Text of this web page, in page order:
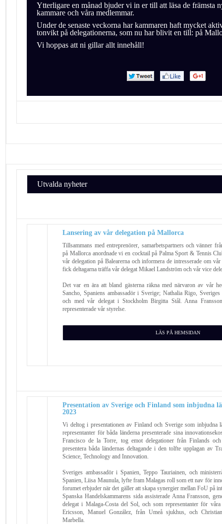
Ytterligare en månad bjuder vi in er till att läsa de främsta
kammare och våra medlemmar.
Under de senaste veckorna har kammaren haft mycket
tonvikt på delegationerna, som nu har blivit en till: på
Vi hoppas att ni gillar allt innehåll!
Utvalda nyheter
Lansering av vår delegation på Mallorca
Tillsammans med entreprenörer, samarbetspartners och vänner
på Mallorca anordnade vi en cocktail på Palma Sport & Tennis
vår delegation på Balearerna och informera de intresserade om
fick deltagarna träffa vår delegat Mikael Landström och vår vice
Det var en ära att bland gästerna räkna med närvaron av vår
Sancho, Spaniens ambassadör i Sverige; Nathalia Rigo,
och med vår delegat i Stockholm Birgitta Stål. Anna
representerade vår styrelse.
LÄS PÅ HEMSIDAN
Presentation av Sverige och Finland som inbjudna
2023
Vi deltog i presentationen av Finland och Sverige som inbjudna
representanter för båda länderna presenterade sina
Francisco de la Torre, tog emot delegationer från Finlands
presentera båda ländernas deltagande i den tolfte upplagan av
Science, Technology and Innovation.
Sveriges ambassadör i Spanien, Teppo Tauriainen, och
Spanien, Liisa Maunula, lyfte fram Malagas roll som ett nav för
forumet erbjuder när det gäller att skapa synergier mellan FoU på
Spanska Handelskammarens sida assisterade Anna Fransson,
delegat i Malaga-Costa del Sol, och som representanter för
Ericsson, Manuel González, från Umeå sjukhus, och
Marbella.